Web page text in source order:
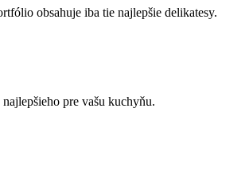
obsahuje iba tie najlepšie delikatesy.
pre vašu kuchyňu.